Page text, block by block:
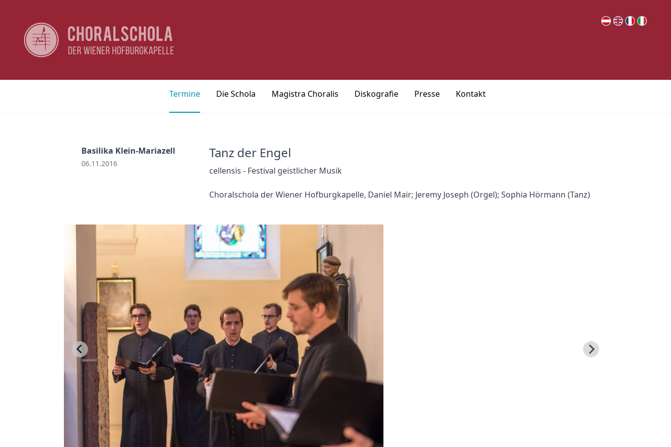
Termine Die Schola Magistra Choralis Diskografie Presse Kontakt
Basilika Klein-Mariazell
06.11.2016
Tanz der Engel
cellensis - Festival geistlicher Musik
Choralschola der Wiener Hofburgkapelle, Daniel Mair; Jeremy Joseph (Orgel); Sophia Hörmann (Tanz)